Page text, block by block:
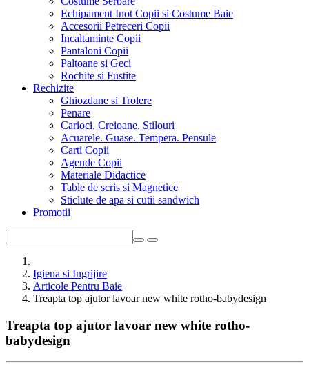
Echipament Inot Copii si Costume Baie
Accesorii Petreceri Copii
Incaltaminte Copii
Pantaloni Copii
Paltoane si Geci
Rochite si Fustite
Rechizite
Ghiozdane si Trolere
Penare
Carioci, Creioane, Stilouri
Acuarele. Guase. Tempera. Pensule
Carti Copii
Agende Copii
Materiale Didactice
Table de scris si Magnetice
Sticlute de apa si cutii sandwich
Promotii
Igiena si Ingrijire
Articole Pentru Baie
Treapta top ajutor lavoar new white rotho-babydesign
Treapta top ajutor lavoar new white rotho-
babydesign